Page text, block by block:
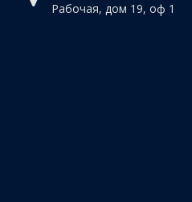
Рабочая, дом 19, оф 1